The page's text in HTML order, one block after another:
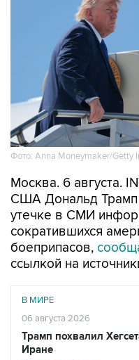
Фото: Anna Moneymaker/Getty
Москва. 6 августа.
США Дональд Трамп
утечке в СМИ
сократившихся
боеприпасов,
ссылкой на
В МИРЕ
06 августа 2026
Трамп похвалил
Иране